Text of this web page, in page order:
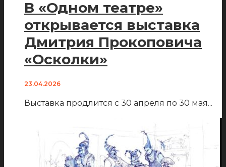
В «Одном театре»
открывается выставка
Дмитрия Прокоповича
«Осколки»
23.04.2026
Выставка продлится с 30 апреля по 30 мая...